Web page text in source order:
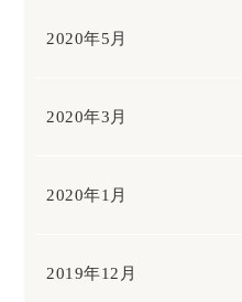
2020年5月
2020年3月
2020年1月
2019年12月